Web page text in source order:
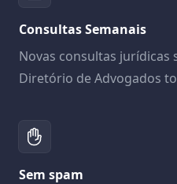
Consultas Semanais
Novas consultas jurídicas
Diretório de Advogados
Sem spam